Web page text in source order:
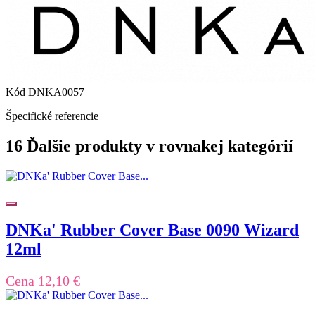
Kód DNKA0057
Špecifické referencie
16 Ďalšie produkty v rovnakej kategórií
DNKa' Rubber Cover Base 0090 Wizard
12ml
Cena 12,10 €